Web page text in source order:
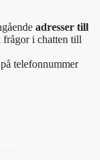
adresser till
frågor i chatten till
telefonnummer